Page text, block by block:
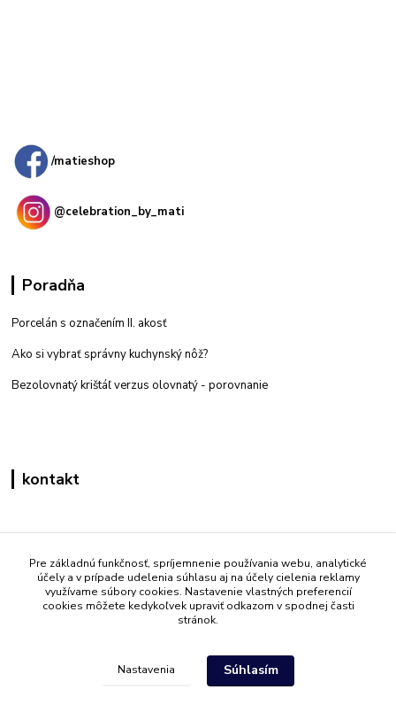
/matieshop
@celebration_by_mati
Poradňa
Porcelán s označením II. akosť
Ako si vybrať správny kuchynský nôž?
Bezolovnatý krištáľ verzus olovnatý - porovnanie
kontakt
+421 908 861 051
(Po - Pia 7:30-15:30)
info@mati.sk
Pre základnú funkčnosť, spríjemnenie používania webu, analytické
účely a v prípade udelenia súhlasu aj na účely cielenia reklamy
využívame súbory cookies. Nastavenie vlastných preferencií
cookies môžete kedykoľvek upraviť odkazom v spodnej časti
stránok.
Nastavenia Súhlasím